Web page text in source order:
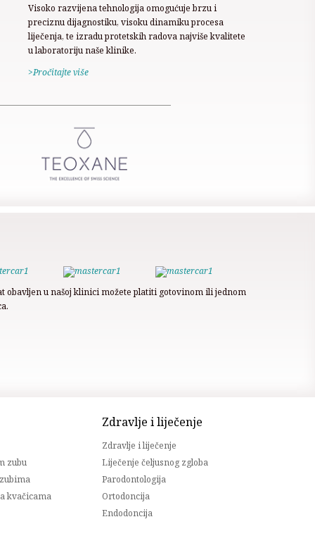
Visoko razvijena tehnologija omogućuje brzu i
preciznu dijagnostiku, visoku dinamiku procesa
liječenja, te izradu protetskih radova najviše kvalitete
u laboratoriju naše klinike.
>Pročitajte više
obavljen u našoj klinici možete platiti gotovinom ili jednom
zubu
kvačicama
Zdravlje i liječenje
Zdravlje i liječenje
Liječenje čeljusnog zgloba
Parodontologija
Ortodoncija
Endodoncija